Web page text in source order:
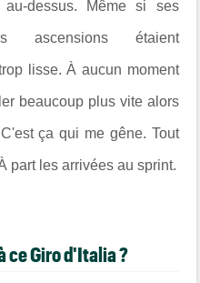
dessus. Même si ses
ascensions étaient
lisse. À aucun moment
beaucoup plus vite alors
ça qui me gêne. Tout
part les arrivées au sprint.
ce Giro d'Italia ?